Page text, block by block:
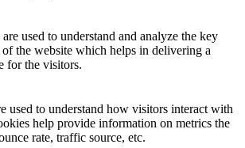
used to understand and analyze the key
the website which helps in delivering a
for the visitors.
used to understand how visitors interact with
help provide information on metrics the
rate, traffic source, etc.